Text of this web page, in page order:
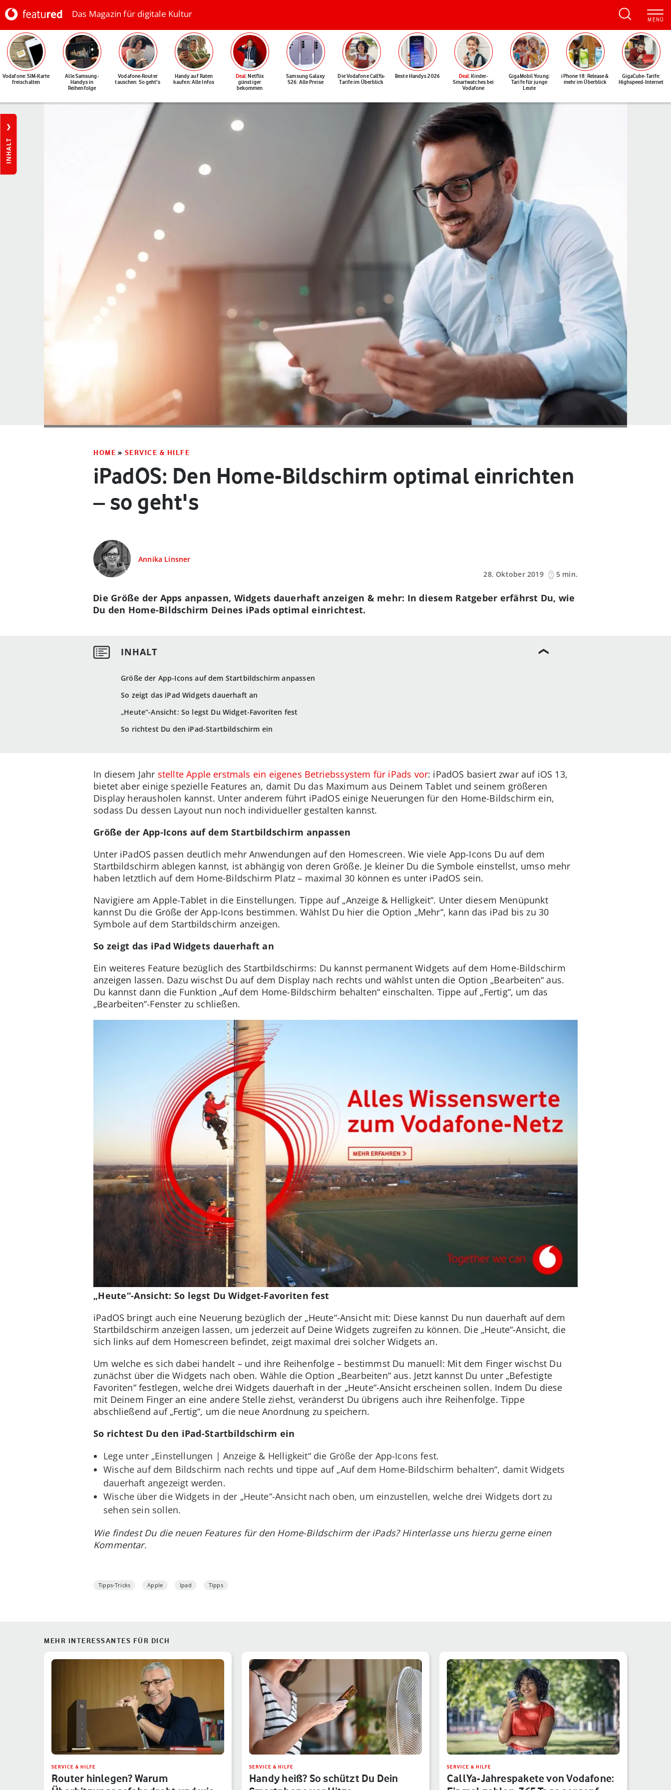
Das Magazin für digitale Kultur
Vodafone: SIM-Karte
freischalten
Alle Samsung-
Handys in
Reihenfolge
Vodafone-Router
tauschen: So geht's
Handy auf Raten
kaufen: Alle Infos
Deal: Netflix
günstiger
bekommen
Samsung Galaxy
S26: Alle Preise
Die Vodafone CallYa-
Tarife im Überblick
Beste Handys 2026 Deal: Kinder-
Smartwatches bei
Vodafone
GigaMobil Young:
Tarife für junge
Leute
iPhone 18: Release &
mehr im Überblick
GigaCube-Tarife:
Highspeed-Internet
INHALT
HOME » SERVICE & HILFE
iPadOS: Den Home-Bildschirm optimal einrichten
– so geht's
Annika Linsner
28. Oktober 2019
5 min.
Größe der App-Icons auf dem Startbildschirm anpassen
So zeigt das iPad Widgets dauerhaft an
„Heute“-Ansicht: So legst Du Widget-Favoriten fest
So richtest Du den iPad-Startbildschirm ein
Die Größe der Apps anpassen, Widgets dauerhaft anzeigen & mehr: In diesem Ratgeber erfährst Du, wie
Du den Home-Bildschirm Deines iPads optimal einrichtest.
In diesem Jahr stellte Apple erstmals ein eigenes Betriebssystem für iPads vor: iPadOS basiert zwar auf iOS 13,
bietet aber einige spezielle Features an, damit Du das Maximum aus Deinem Tablet und seinem größeren
Display herausholen kannst. Unter anderem führt iPadOS einige Neuerungen für den Home-Bildschirm ein,
sodass Du dessen Layout nun noch individueller gestalten kannst.
Größe der App-Icons auf dem Startbildschirm anpassen
Unter iPadOS passen deutlich mehr Anwendungen auf den Homescreen. Wie viele App-Icons Du auf dem
Startbildschirm ablegen kannst, ist abhängig von deren Größe. Je kleiner Du die Symbole einstellst, umso mehr
haben letztlich auf dem Home-Bildschirm Platz – maximal 30 können es unter iPadOS sein.
Navigiere am Apple-Tablet in die Einstellungen. Tippe auf „Anzeige & Helligkeit“. Unter diesem Menüpunkt
kannst Du die Größe der App-Icons bestimmen. Wählst Du hier die Option „Mehr“, kann das iPad bis zu 30
Symbole auf dem Startbildschirm anzeigen.
So zeigt das iPad Widgets dauerhaft an
Ein weiteres Feature bezüglich des Startbildschirms: Du kannst permanent Widgets auf dem Home-Bildschirm
anzeigen lassen. Dazu wischst Du auf dem Display nach rechts und wählst unten die Option „Bearbeiten“ aus.
Du kannst dann die Funktion „Auf dem Home-Bildschirm behalten“ einschalten. Tippe auf „Fertig“, um das
„Bearbeiten“-Fenster zu schließen.
„Heute“-Ansicht: So legst Du Widget-Favoriten fest
iPadOS bringt auch eine Neuerung bezüglich der „Heute“-Ansicht mit: Diese kannst Du nun dauerhaft auf dem
Startbildschirm anzeigen lassen, um jederzeit auf Deine Widgets zugreifen zu können. Die „Heute“-Ansicht, die
sich links auf dem Homescreen befindet, zeigt maximal drei solcher Widgets an.
Um welche es sich dabei handelt – und ihre Reihenfolge – bestimmst Du manuell: Mit dem Finger wischst Du
zunächst über die Widgets nach oben. Wähle die Option „Bearbeiten“ aus. Jetzt kannst Du unter „Befestigte
Favoriten“ festlegen, welche drei Widgets dauerhaft in der „Heute“-Ansicht erscheinen sollen. Indem Du diese
mit Deinem Finger an eine andere Stelle ziehst, veränderst Du übrigens auch ihre Reihenfolge. Tippe
abschließend auf „Fertig“, um die neue Anordnung zu speichern.
So richtest Du den iPad-Startbildschirm ein
Lege unter „Einstellungen | Anzeige & Helligkeit“ die Größe der App-Icons fest.
Wische auf dem Bildschirm nach rechts und tippe auf „Auf dem Home-Bildschirm behalten“, damit Widgets
dauerhaft angezeigt werden.
Wische über die Widgets in der „Heute“-Ansicht nach oben, um einzustellen, welche drei Widgets dort zu
sehen sein sollen.
Wie findest Du die neuen Features für den Home-Bildschirm der iPads? Hinterlasse uns hierzu gerne einen
Kommentar.
Tipps-Tricks Apple Ipad Tipps
MEHR INTERESSANTES FÜR DICH
SERVICE & HILFE
Router hinlegen? Warum
SERVICE & HILFE
Handy heiß? So schützt Du Dein
SERVICE & HILFE
CallYa-Jahrespakete von Vodafone: